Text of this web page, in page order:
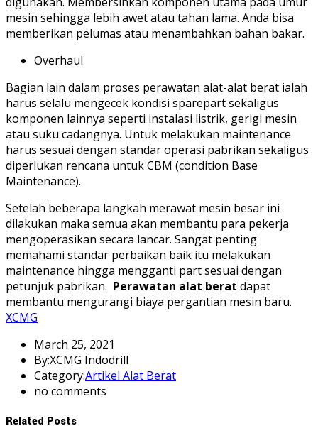
mesin sehingga lebih awet atau tahan lama. Anda bisa
memberikan pelumas atau menambahkan bahan bakar.
Overhaul
Bagian lain dalam proses perawatan alat-alat berat ialah
harus selalu mengecek kondisi sparepart sekaligus
komponen lainnya seperti instalasi listrik, gerigi mesin
atau suku cadangnya. Untuk melakukan maintenance
harus sesuai dengan standar operasi pabrikan sekaligus
diperlukan rencana untuk CBM (condition Base
Maintenance).
Setelah beberapa langkah merawat mesin besar ini
dilakukan maka semua akan membantu para pekerja
mengoperasikan secara lancar. Sangat penting
memahami standar perbaikan baik itu melakukan
maintenance hingga mengganti part sesuai dengan
petunjuk pabrikan. Perawatan alat berat dapat
membantu mengurangi biaya pergantian mesin baru.
XCMG
March 25, 2021
By:XCMG Indodrill
Category:Artikel Alat Berat
no comments
Related Posts